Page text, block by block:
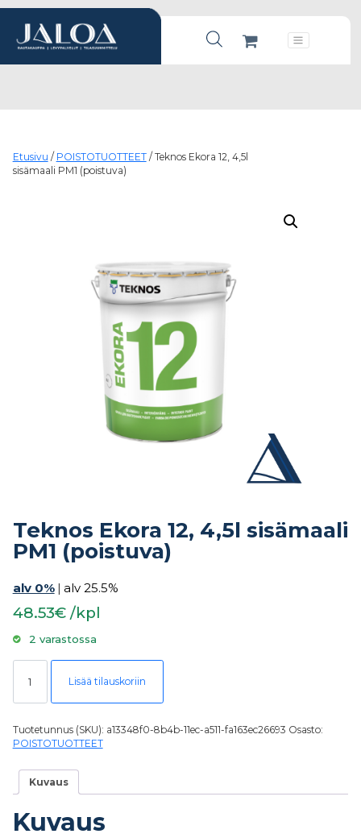
Products search
Päävalikko
Etusivu / POISTOTUOTTEET/ Teknos Ekora 12, 4,5l
sisämaali PM1 (poistuva)
Teknos Ekora 12, 4,5l sisämaali
PM1 (poistuva)
alv 0% | alv 25.5%
48.53€ /kpl
2 varastossa
Teknos Ekora 12, 4,5l sisämaali PM1 (poistuva) määrä
Lisää tilauskoriin
Tuotetunnus (SKU): a13348f0-8b4b-11ec-a511-fa163ec26693 Osasto:
POISTOTUOTTEET
Kuvaus
Kuvaus